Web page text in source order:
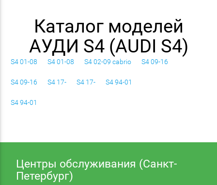
Каталог моделей
АУДИ S4 (AUDI S4)
S4 01-08 S4 01-08 S4 02-09 cabrio S4 09-16
S4 09-16 S4 17- S4 17- S4 94-01
S4 94-01
Центры обслуживания (Санкт-
Петербург)